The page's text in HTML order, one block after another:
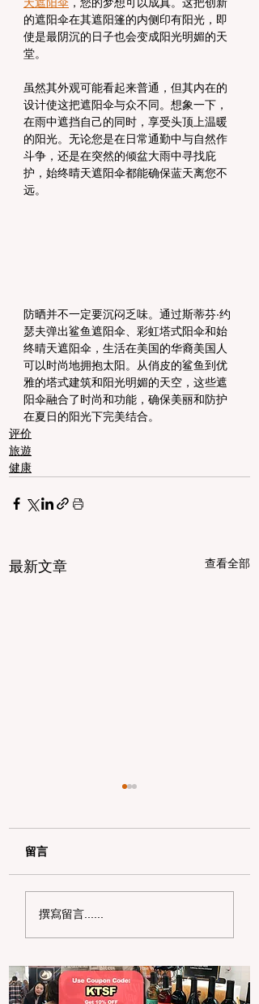
的遮阳伞在其遮阳篷的内侧印有阳光，即
使是最阴沉的日子也会变成阳光明媚的天
堂。
虽然其外观可能看起来普通，但其内在的
设计使这把遮阳伞与众不同。想象一下，
在雨中遮挡自己的同时，享受头顶上温暖
的阳光。无论您是在日常通勤中与自然作
斗争，还是在突然的倾盆大雨中寻找庇
护，始终晴天遮阳伞都能确保蓝天离您不
远。
防晒并不一定要沉闷乏味。通过斯蒂芬·约
瑟夫弹出鲨鱼遮阳伞、彩虹塔式阳伞和始
终晴天遮阳伞，生活在美国的华裔美国人
可以时尚地拥抱太阳。从俏皮的鲨鱼到优
雅的塔式建筑和阳光明媚的天空，这些遮
阳伞融合了时尚和功能，确保美丽和防护
在夏日的阳光下完美结合。
评价
旅遊
健康
最新文章 查看全部
加州野区露营必读：如
留言
撰寫留言......